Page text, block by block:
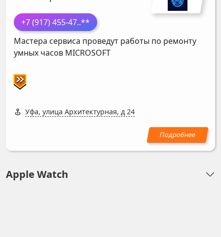
+7 (917) 455-47..**
Мастера сервиса проведут работы по ремонту
умных часов MICROSOFT
Уфа, улица Архитектурная, д 24
Apple Watch